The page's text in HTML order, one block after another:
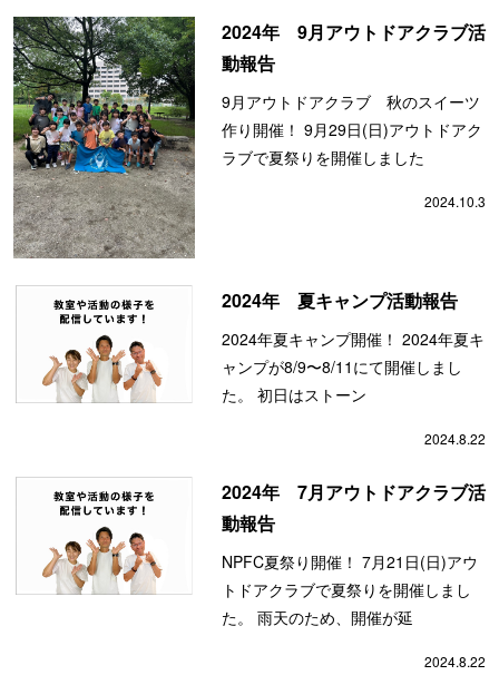
2024年 9月アウトドアクラブ活
動報告
9月アウトドアクラブ 秋のスイーツ
作り開催！ 9月29日(日)アウトドアク
ラブで夏祭りを開催しました
2024.10.3
2024年 夏キャンプ活動報告
2024年夏キャンプ開催！ 2024年夏キ
ャンプが8/9〜8/11にて開催しまし
た。 初日はストーン
2024.8.22
2024年 7月アウトドアクラブ活
動報告
NPFC夏祭り開催！ 7月21日(日)アウ
トドアクラブで夏祭りを開催しまし
た。 雨天のため、開催が延
2024.8.22